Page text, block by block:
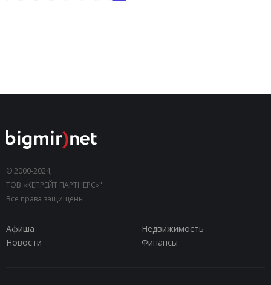
© 2000-2024,
ТОВ «КЕПРЕЙТ ПАРТНЕРС»".
Все права защищены.
Афиша
Недвижимость
Новости
Финансы